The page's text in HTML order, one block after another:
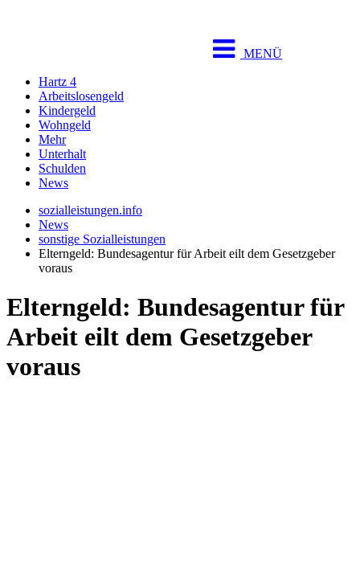
MENÜ
Hartz 4
Arbeitslosengeld
Kindergeld
Wohngeld
Mehr
Unterhalt
Schulden
News
sozialleistungen.info
News
sonstige Sozialleistungen
Elterngeld: Bundesagentur für Arbeit eilt dem Gesetzgeber
voraus
Elterngeld: Bundesagentur für
Arbeit eilt dem Gesetzgeber
voraus